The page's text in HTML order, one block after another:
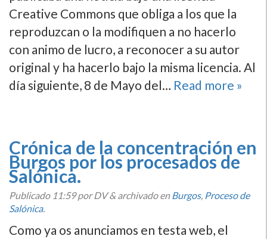
Creative Commons que obliga a los que la
reproduzcan o la modifiquen a no hacerlo
con animo de lucro, a reconocer a su autor
original y ha hacerlo bajo la misma licencia. Al
dí­a siguiente, 8 de Mayo del… Read more »
Crónica de la concentración en
Burgos por los procesados de
Salónica.
Publicado 11:59por DV&archivado enBurgos, Proceso de
Salónica.
Como ya os anunciamos en testa web, el